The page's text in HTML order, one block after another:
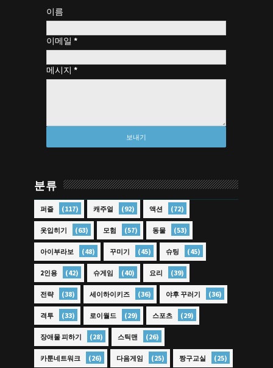
이름
이메일*
메시지*
분류
퍼즐 (117) 캐주얼 (92) 액션 (72)
옷입히기 (63) 모험 (57) 동물 (53)
아이부라보 (48) 꾸미기 (45) 슈팅 (45)
2인용 (42) 슈게임 (40) 요리 (39)
전략 (38) 세이하이키즈 (36) 야후 꾸러기 (36)
격투 (33) 로이월드 (29) 스포츠 (29)
장애물 피하기 (28) 스틱맨 (26)
카툰네트워크 (26) 다음게임 (25) 짱구교실 (25)